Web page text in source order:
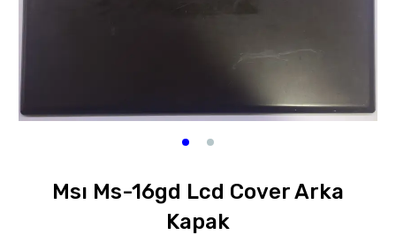
Msı Ms-16gd Lcd Cover Arka
Kapak